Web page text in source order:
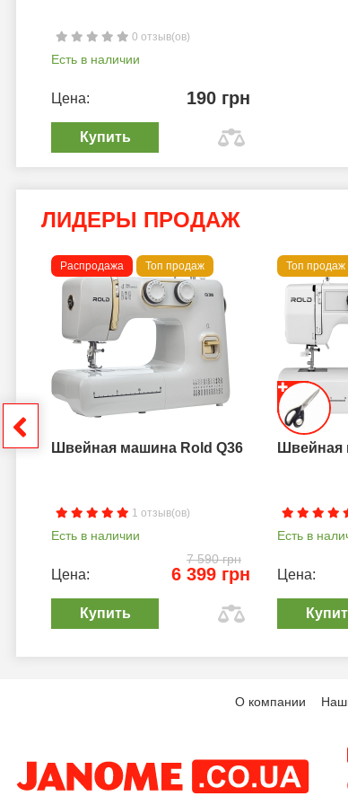
0 отзыв(ов)
Есть в наличии
Цена: 190 грн
Купить
ЛИДЕРЫ ПРОДАЖ
Распродажа Топ продаж
Швейная машина Rold Q36
1 отзыв(ов)
Есть в наличии
7 590 грн
Цена: 6 399 грн
Купить
Топ продаж
Швейная
Есть в
Цена:
О компании